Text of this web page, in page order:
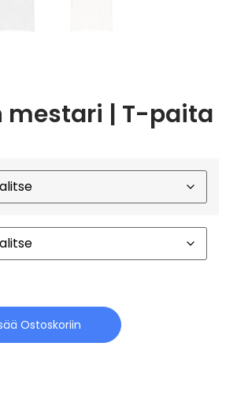
mestari | T-paita
Ostoskoriin